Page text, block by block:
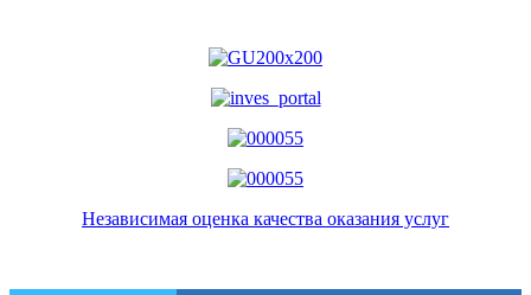
Независимая оценка качества оказания услуг